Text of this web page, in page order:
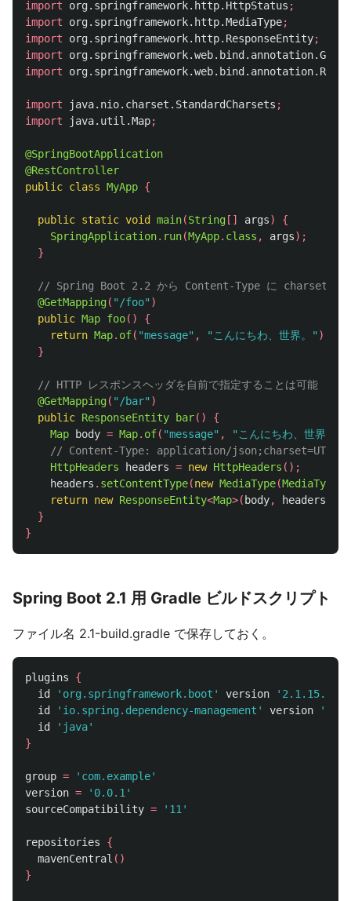
import
org.springframework.http.HttpStatus ;
import
org.springframework.http.MediaType;
import
org.springframework.http.ResponseEntity;
import
import
import java.nio.charset.StandardCharsets ;
import
java.util.Map;
@SpringBootApplication
@RestController
public class MyApp {
public static void main(String [] args)
{
SpringApplication. run(MyApp. class , args);
}
// Spring Boot 2.2 から Content-Type に
@GetMapping( "/foo" )
public Map foo()
{
return Map. of( "message" , "こんにちわ、世界。" );
}
// HTTP レスポンスヘッダを自前で指定することは可能
@GetMapping( "/bar" )
public ResponseEntity bar()
{
Map
body = Map. of( "message" , "こんにちわ、世界。"
// Content-Type: application/json;charset=UTF-8
HttpHeaders
headers = new HttpHeaders ();
headers . setContentType(new MediaType(MediaType
return new ResponseEntity<Map>( body, headers
}
}
Spring Boot 2.1 用 Gradle ビルドスクリプト
ファイル名 2.1-build.gradle で保存しておく。
plugins
{
id
'org.springframework.boot' version
id
'io.spring.dependency-management' version
id
'java'
}
group =
'com.example'
version =
'0.0.1'
sourceCompatibility = '11'
repositories
{
mavenCentral ()
}